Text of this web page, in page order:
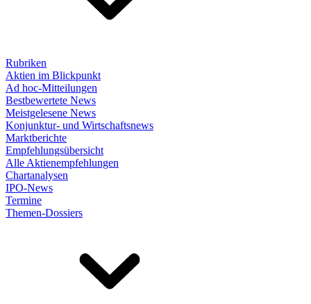
Rubriken
Aktien im Blickpunkt
Ad hoc-Mitteilungen
Bestbewertete News
Meistgelesene News
Konjunktur- und Wirtschaftsnews
Marktberichte
Empfehlungsübersicht
Alle Aktienempfehlungen
Chartanalysen
IPO-News
Termine
Themen-Dossiers